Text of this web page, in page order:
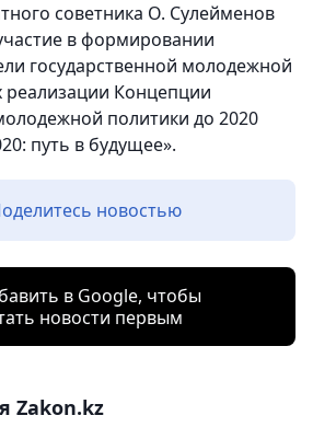
советника О. Сулейменов
в формировании
государственной молодежной
реализации Концепции
политики до 2020
путь в будущее».
новостью
в Google, чтобы
новости первым
Zakon.kz